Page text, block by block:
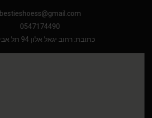
bestieshoess@gmail.com
0547174490
כתובת: רחוב יגאל אלון 94 תל אביב יפו